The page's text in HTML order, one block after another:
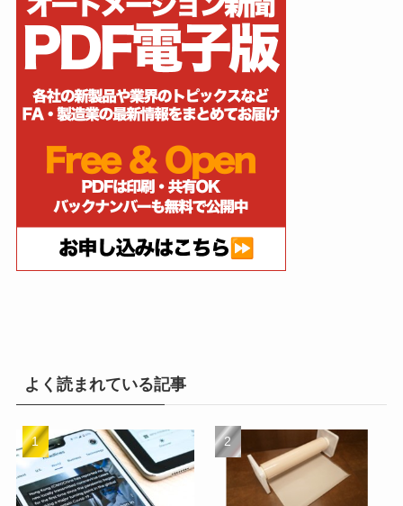
よく読まれている記事